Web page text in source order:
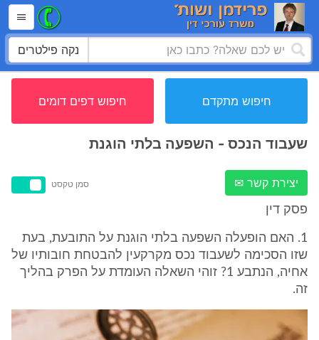
נקה פילטרים
חיפוש מתקדם חיפוש דפים דומים
שעבוד הנכס - השפעה בלתי הוגנת
יצירת קשר ✉ סמן טקסט
פסק דין
1. האם הופעלה השפעה בלתי הוגנת על התובעת, בעת
שזו הסכימה לשעבוד נכס מקרקעין להבטחת חובותיו של
אחיה, הנתבע 1? זוהי השאלה העומדת על הפרק בהליך
זה.